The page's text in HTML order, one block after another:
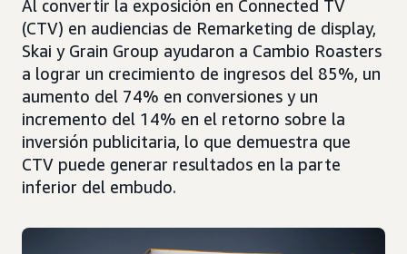
Al convertir la exposición en Connected TV
(CTV) en audiencias de Remarketing de display,
Skai y Grain Group ayudaron a Cambio Roasters
a lograr un crecimiento de ingresos del 85%, un
aumento del 74% en conversiones y un
incremento del 14% en el retorno sobre la
inversión publicitaria, lo que demuestra que
CTV puede generar resultados en la parte
inferior del embudo.